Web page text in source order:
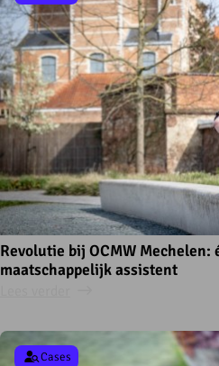
Revolutie bij OCMW Mechelen:
maatschappelijk assistent
Cases